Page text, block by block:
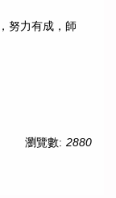
努力有成，師
瀏覽數: 2880